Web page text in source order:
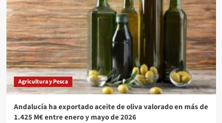
Agricultura y Pesca
Andalucía ha exportado aceite de oliva valorado en más de
1.425 M€ entre enero y mayo de 2026